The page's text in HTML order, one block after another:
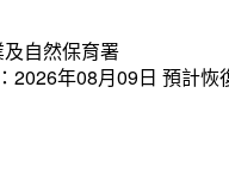
自然保育署
2026年08月09日 預計